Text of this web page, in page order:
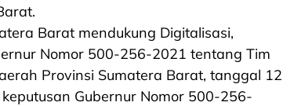
Barat mendukung Digitalisasi,
Nomor 500-256-2021 tentang Tim
Provinsi Sumatera Barat, tanggal 12
Gubernur Nomor 500-256-